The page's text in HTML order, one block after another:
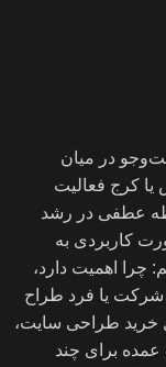
در میان
کرج فعالیت
عطفی در رشد
کاربردی به
اهمیت دارد،
شرکت یا فرد طراح
خرید طراحی سایت،
برای چند